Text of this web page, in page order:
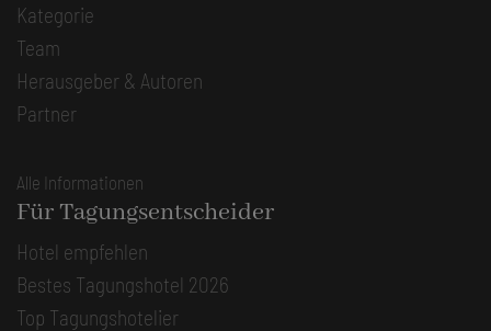
Kategorie
Team
Herausgeber & Autoren
Partner
Alle Informationen
Für Tagungsentscheider
Hotel empfehlen
Bestes Tagungshotel 2026
Top Tagungshotelier